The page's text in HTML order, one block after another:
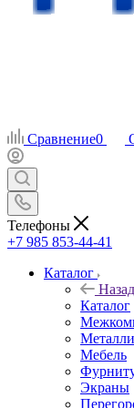
Сравнение0
Телефоны
+7 985 853-44-41
Каталог
Назад
Каталог
Мебель
Экраны